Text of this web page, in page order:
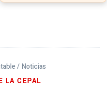
/ Noticias
LA CEPAL